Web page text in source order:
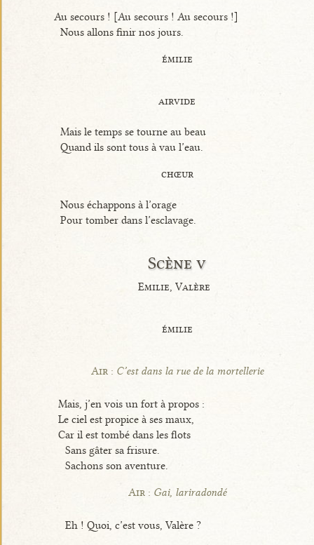
Au secours ! [Au secours ! Au secours !]
Nous allons finir nos jours.
émilie
airvide
Mais le temps se tourne au beau
Quand ils sont tous à vau l’eau.
chœur
Nous échappons à l’orage
Pour tomber dans l’esclavage.
Scène v
Emilie, Valère
émilie
Air : C’est dans la rue de la mortellerie
Mais, j’en vois un fort à propos :
Le ciel est propice à ses maux,
Car il est tombé dans les flots
Sans gâter sa frisure.
Sachons son aventure.
Air : Gai, lariradondé
Eh ! Quoi, c’est vous, Valère ?